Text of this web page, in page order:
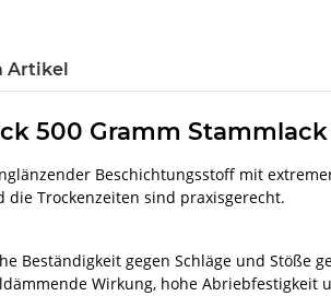
Artikel
500 Gramm Stammlack
Beschichtungsstoff mit
Trockenzeiten sind praxisgerecht.
Beständigkeit gegen Schläge und
Wirkung, hohe